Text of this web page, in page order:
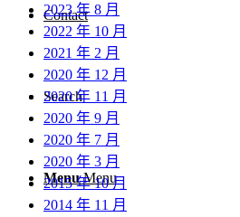
Contact
Search
Menu Menu
2023 年 8 月
2022 年 10 月
2021 年 2 月
2020 年 12 月
2020 年 11 月
2020 年 9 月
2020 年 7 月
2020 年 3 月
2015 年 10 月
2014 年 11 月